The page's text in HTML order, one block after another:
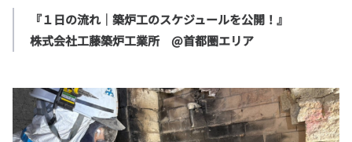
『１日の流れ│築炉工のスケジュールを公開！』
株式会社工藤築炉工業所　@首都圏エリア